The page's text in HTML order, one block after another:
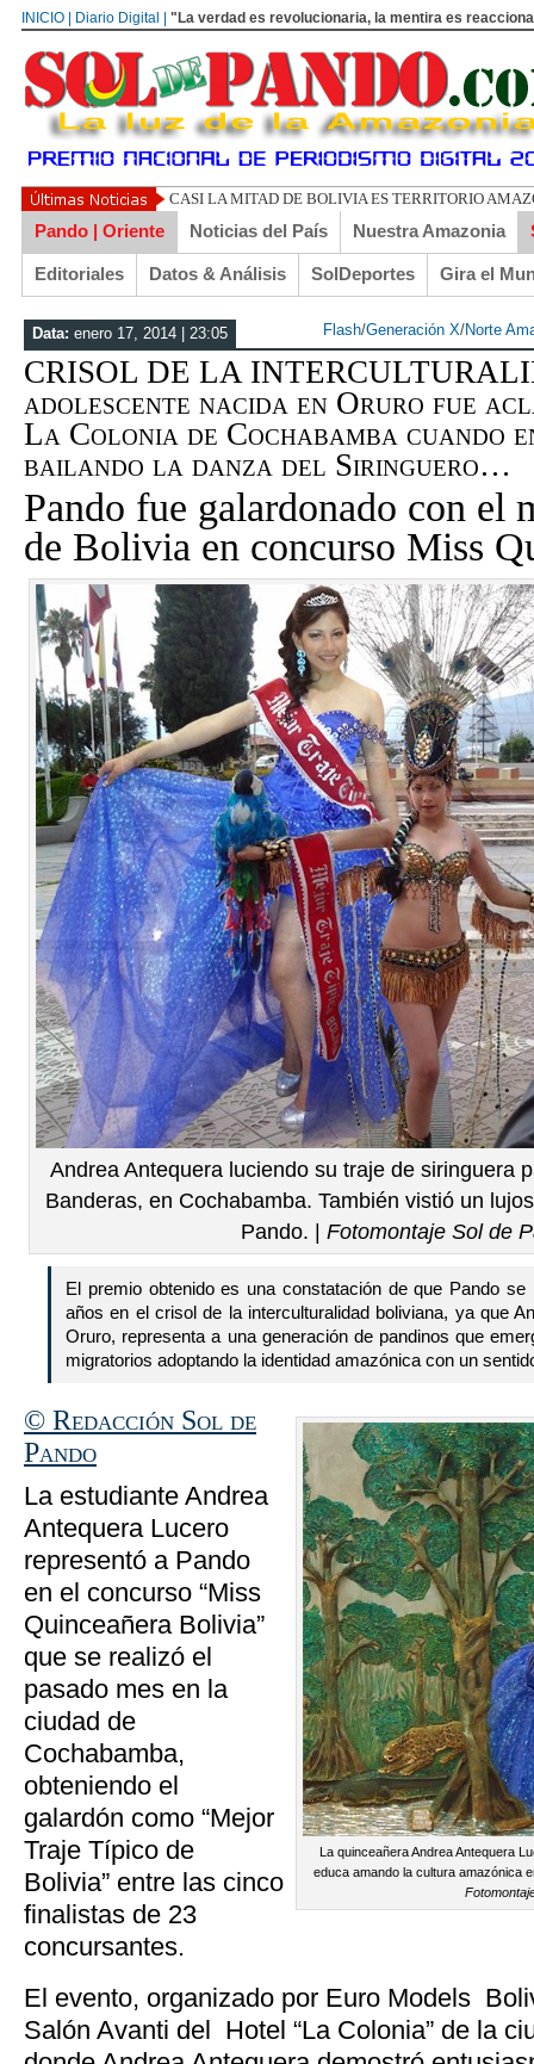
INICIO | Diario Digital | "La verdad es revolucionaria, la mentira es
UN LIBERTARIO
Pando | Oriente Noticias del País Nuestra Amazonia
Editoriales Datos & Análisis SolDeportes Gira el
Data: enero 17, 2014 | 23:05 Flash/Generación X/Norte
CRISOL DE LA
adolescente nacida en Oruro fue
La Colonia de Cochabamba cuando
bailando la danza del Siringuero…
Pando fue galardonado con el
de Bolivia en concurso Miss
Andrea Antequera luciendo su traje de siringuera
Banderas, en Cochabamba. También vistió un
Pando. |Fotomontaje Sol de
El premio obtenido es una constatación de que Pando
años en el crisol de la interculturalidad boliviana, ya que
Oruro, representa a una generación de pandinos que
migratorios adoptando la identidad amazónica con un
La quinceañera Andrea Antequera
educa amando la cultura amazónica
© Redacción Sol de
Pando
La estudiante Andrea
Antequera Lucero
representó a Pando
en el concurso “Miss
Quinceañera Bolivia”
que se realizó el
pasado mes en la
ciudad de
Cochabamba,
obteniendo el
galardón como “Mejor
Traje Típico de
Bolivia” entre las cinco
finalistas de 23
concursantes.
El evento, organizado por Euro Models
Salón Avanti del Hotel “La Colonia” de la